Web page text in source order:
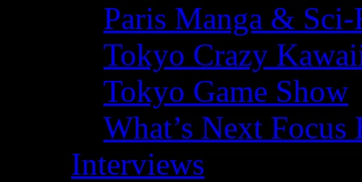
Paris Manga &
Tokyo Crazy
Tokyo Game Show
What’s Next
Interviews